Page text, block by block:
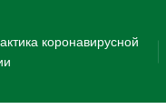
коронавирусной